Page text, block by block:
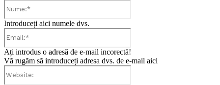
Introduceți aici numele dvs.
Ați introdus o adresă de e-mail incorectă!
Vă rugăm să introduceți adresa dvs. de e-mail aici